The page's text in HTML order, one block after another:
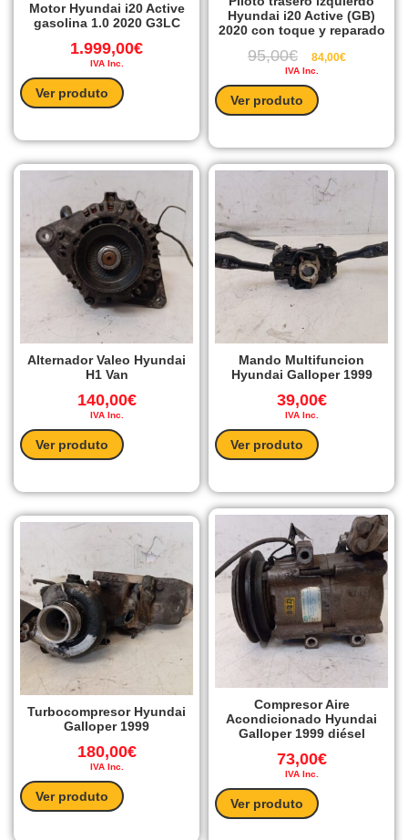
Motor Hyundai i20 Active
gasolina 1.0 2020 G3LC
1.999,00€
IVA Inc.
Ver produto
Hyundai i20 Active (GB)
2020 con toque y reparado
95,00€ 84,00€
IVA Inc.
Ver produto
Alternador Valeo Hyundai
H1 Van
140,00€
IVA Inc.
Ver produto
Mando Multifuncion
Hyundai Galloper 1999
39,00€
IVA Inc.
Ver produto
Turbocompresor Hyundai
Galloper 1999
180,00€
IVA Inc.
Ver produto
Compresor Aire
Acondicionado Hyundai
Galloper 1999 diésel
73,00€
IVA Inc.
Ver produto